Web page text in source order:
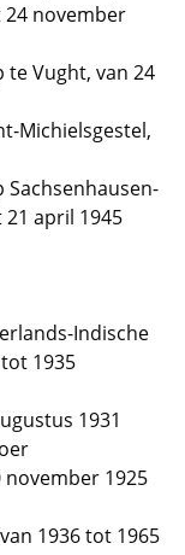
24 november
Vught, van 24
Michielsgestel,
april 1945
Indische
1935
1931
november 1925
1936 tot 1965